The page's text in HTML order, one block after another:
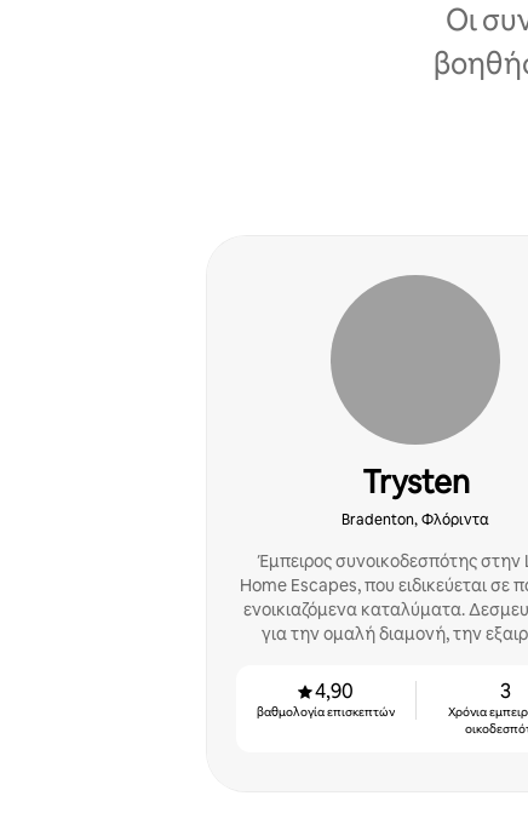
Οι
Trysten
Bradenton, Φλόριντα
Έμπειρος συνοικοδεσπότης στην
Home Escapes, που ειδικεύεται σε
ενοικιαζόμενα καταλύματα.
για την ομαλή διαμονή, την
επισκεπτών.
4,90
βαθμολογία επισκεπτών
3
Χρόνια